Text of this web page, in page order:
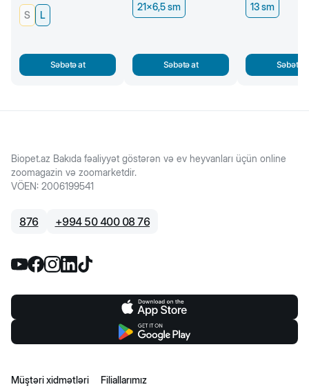
S L
Səbətə at
21x6,5 sm
Səbətə at
13 sm
Səbətə
Biopet.az Bakıda fəaliyyət göstərən və ev heyvanları üçün online
zoomagazin və zoomarketdir.
VÖEN: 2006199541
876 +994 50 400 08 76
Müştəri xidmətləri
Filiallarımız